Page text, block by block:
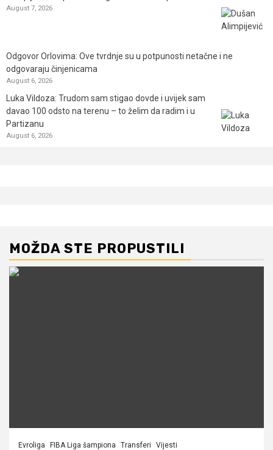
August 7, 2026
Odgovor Orlovima: ​Ove tvrdnje su u potpunosti netačne i ne
odgovaraju činjenicama
August 6, 2026
Luka Vildoza: Trudom sam stigao dovde i uvijek sam
davao 100 odsto na terenu – to želim da radim i u
Partizanu
August 6, 2026
MOŽDA STE PROPUSTILI
Evroliga FIBA Liga šampiona Transferi Vijesti